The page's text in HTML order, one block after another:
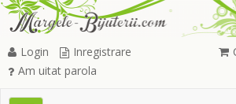
Login
Inregistrare
Am uitat parola